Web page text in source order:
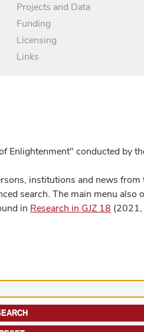
Projects and Data
Funding
Licensing
Links
Enlightenment" conducted by
institutions and news
search. The main menu also
in Research in GJZ 18 (2021,